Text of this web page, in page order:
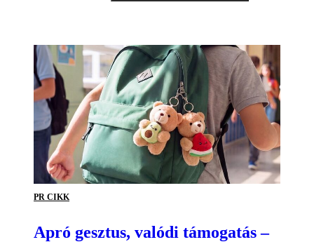
PR CIKK
Apró gesztus, valódi támogatás –